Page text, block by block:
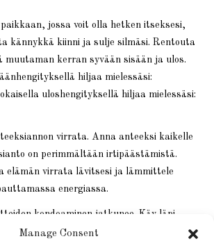
Manage Consent
jossa voit olla hetken itseksesi,
kännykkä kiinni ja sulje silmäsi. Rentouta
muutaman kerran syvään sisään ja ulos.
hiljaa mielessäsi:
uloshengityksellä hiljaa mielessäsi:
virrata. Anna anteeksi kaikelle
on perimmältään irtipäästämistä.
elämän virrata lävitsesi ja lämmittele
energiassa.
kondoaminen jatkunee. Käy läpi
olet valmis, pussita vaatteet ja kengät